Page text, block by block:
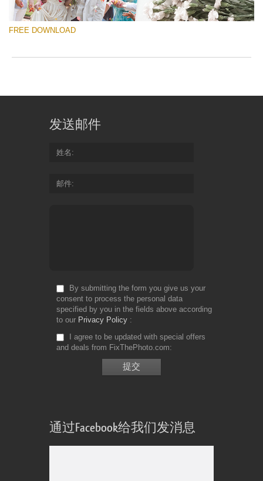
FREE DOWNLOAD
发送邮件
姓名
邮件
By submitting the form you give us your
consent to process the personal data
specified by you in the fields above according
to our Privacy Policy
I agree to be updated with special offers
and deals from FixThePhoto.com
通过Facebook给我们发消息